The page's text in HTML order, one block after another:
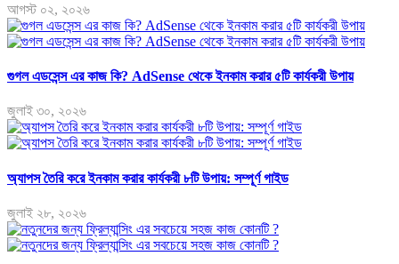
আগস্ট ০২, ২০২৬
গুগল এডসেন্স এর কাজ কি? AdSense থেকে ইনকাম করার ৫টি কার্যকরী উপায়
জুলাই ৩০, ২০২৬
অ্যাপস তৈরি করে ইনকাম করার কার্যকরী ৮টি উপায়: সম্পূর্ণ গাইড
জুলাই ২৮, ২০২৬